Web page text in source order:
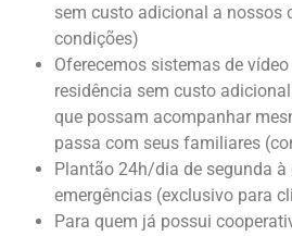
sem custo adicional a nossos
condições)
Oferecemos sistemas de
residência sem custo
que possam acompanhar
passa com seus familiares
Plantão 24h/dia de segunda
emergências (exclusivo para
Para quem já possui